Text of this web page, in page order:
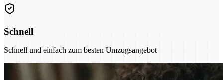
Schnell
Schnell und einfach zum besten Umzugsangebot